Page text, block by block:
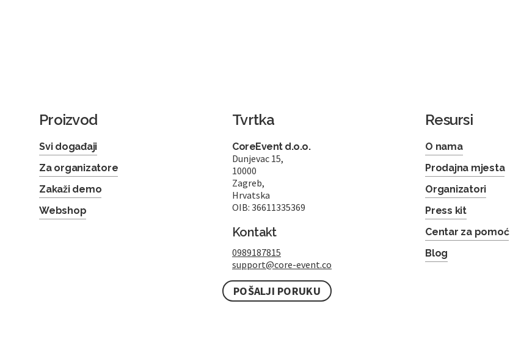
Proizvod
Svi događaji
Za organizatore
Zakaži demo
Webshop
Tvrtka
CoreEvent d.o.o.
Dunjevac 15,
10000
Zagreb,
Hrvatska
OIB: 36611335369
Kontakt
0989187815
support@core-event.co
POŠALJI PORUKU
Resursi
O nama
Prodajna mjesta
Organizatori
Press kit
Centar za pomoć
Blog